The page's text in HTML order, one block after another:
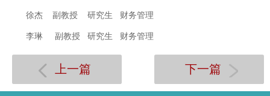
徐杰 副教授 研究生 财务管理
李琳 副教授 研究生 财务管理
上一篇 下一篇